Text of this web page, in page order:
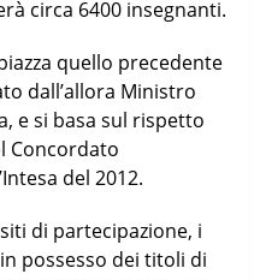
circa 6400 insegnanti.
quello precedente
dall’allora Ministro
e si basa sul rispetto
Concordato
del 2012.
di partecipazione, i
possesso dei titoli di